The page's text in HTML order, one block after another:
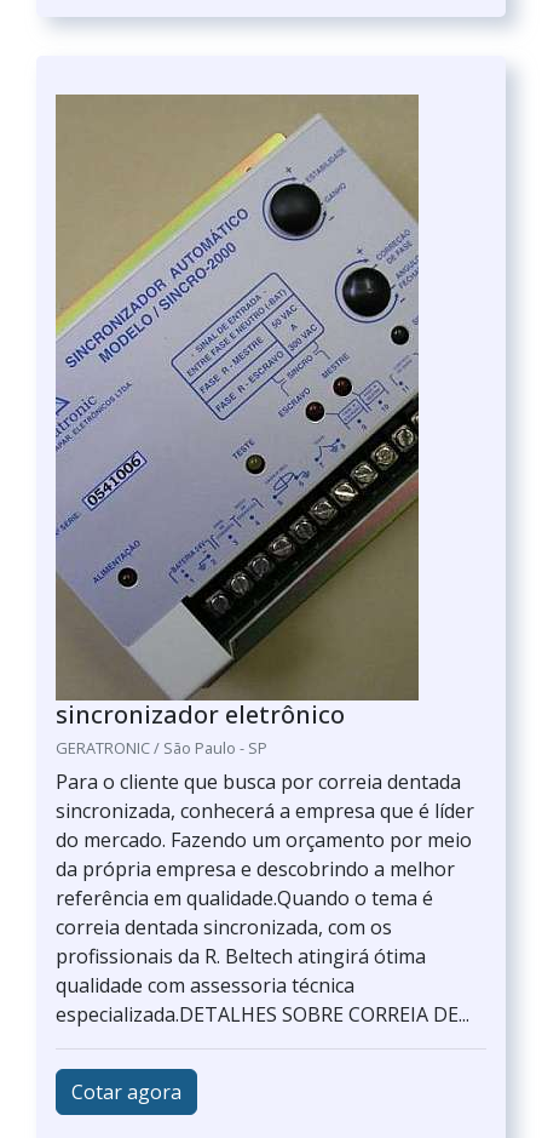
sincronizador eletrônico
GERATRONIC / São Paulo - SP
Para o cliente que busca por correia dentada
sincronizada, conhecerá a empresa que é líder
do mercado. Fazendo um orçamento por meio
da própria empresa e descobrindo a melhor
referência em qualidade.Quando o tema é
correia dentada sincronizada, com os
profissionais da R. Beltech atingirá ótima
qualidade com assessoria técnica
especializada.DETALHES SOBRE CORREIA DE...
Cotar agora